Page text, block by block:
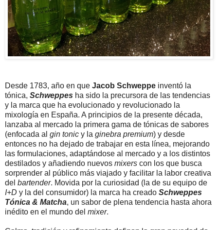
Desde 1783, año en que Jacob Schweppe inventó la
tónica, Schweppes ha sido la precursora de las tendencias
y la marca que ha evolucionado y revolucionado la
mixología en España. A principios de la presente década,
lanzaba al mercado la primera gama de tónicas de sabores
(enfocada al gin tonic y la ginebra premium) y desde
entonces no ha dejado de trabajar en esta línea, mejorando
las formulaciones, adaptándose al mercado y a los distintos
destilados y añadiendo nuevos mixers con los que busca
sorprender al público más viajado y facilitar la labor creativa
del bartender. Movida por la curiosidad (la de su equipo de
I+D y la del consumidor) la marca ha creado Schweppes
Tónica & Matcha, un sabor de plena tendencia hasta ahora
inédito en el mundo del mixer.